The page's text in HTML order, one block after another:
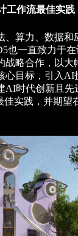
工作流最佳实践
、算力、数据
也一直致力于
战略合作，以大
心目标，引入
AI时代创新且先
佳实践，并期望